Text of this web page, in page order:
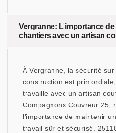
Vergranne: L'importance
chantiers avec un artisan
À Vergranne, la sécurité
construction est
travaille avec un artisan
Compagnons Couvreur 25,
l'importance de maintenir
travail sûr et sécurisé.